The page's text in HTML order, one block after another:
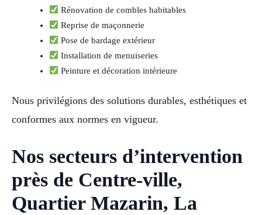
Rénovation de combles habitables
Reprise de maçonnerie
Pose de bardage extérieur
Installation de menuiseries
Peinture et décoration intérieure
Nous privilégions des solutions durables, esthétiques et
conformes aux normes en vigueur.
Nos secteurs d’intervention
près de Centre-ville,
Quartier Mazarin, La